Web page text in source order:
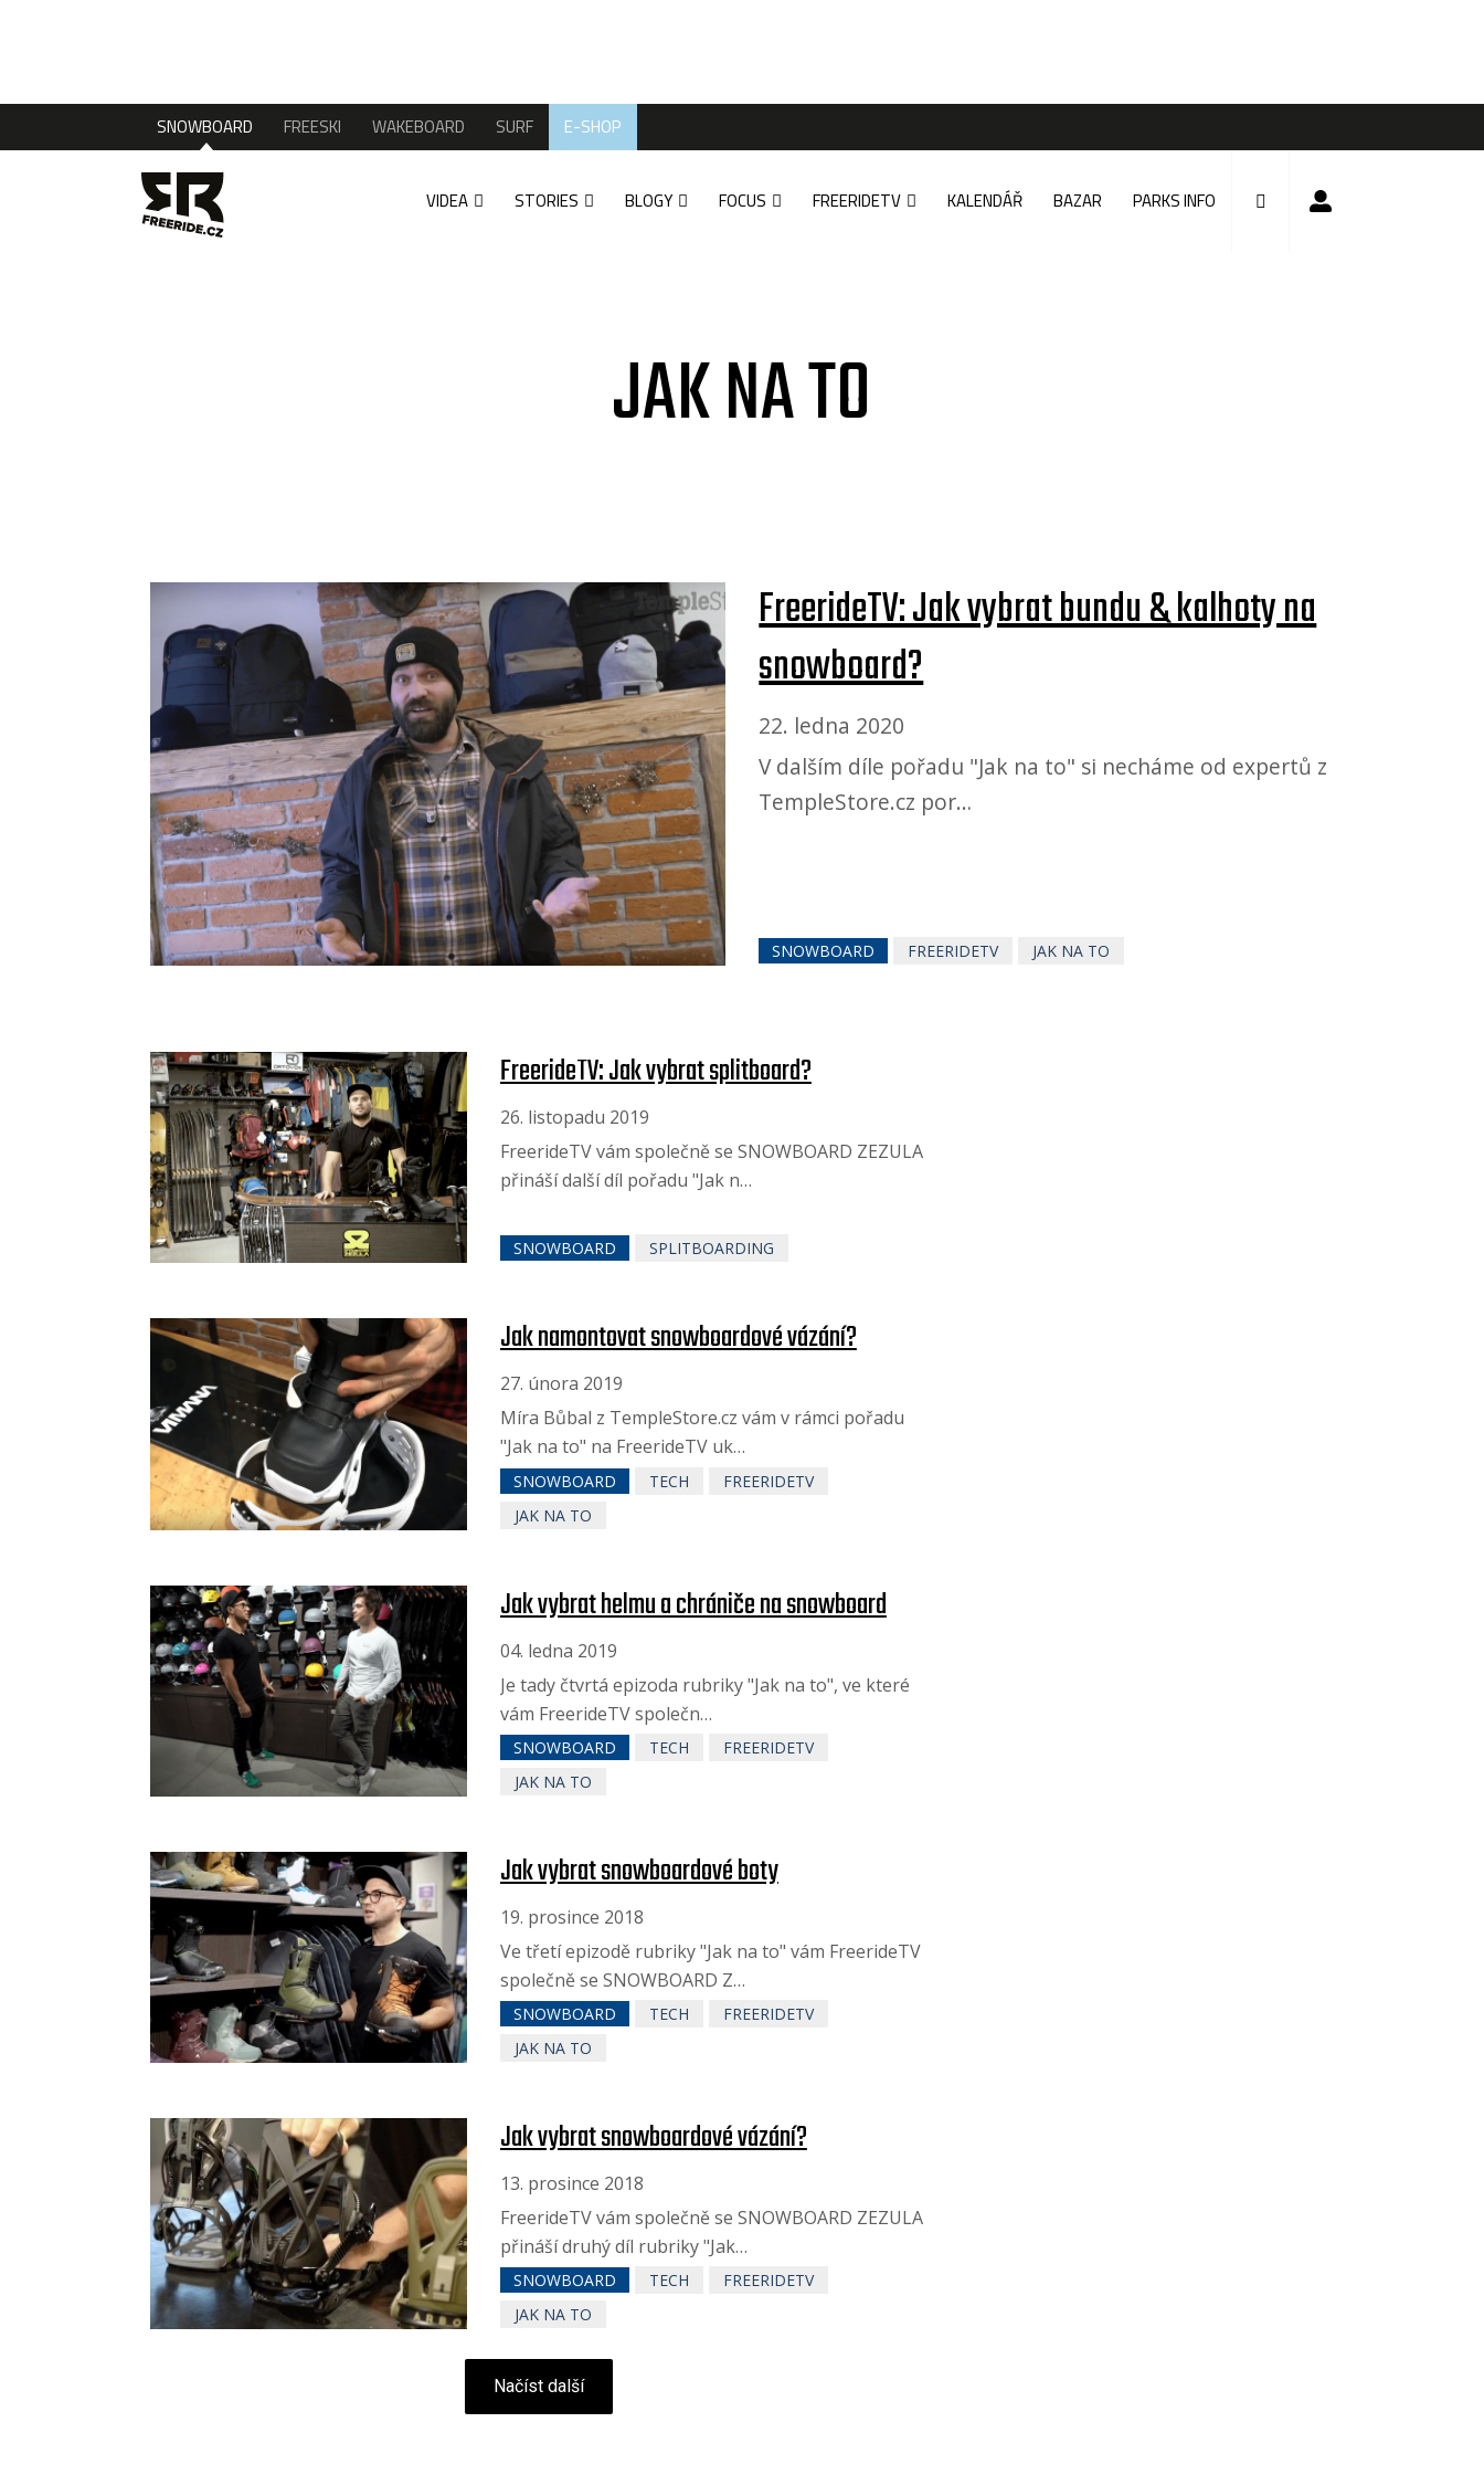
SNOWBOARD FREESKI WAKEBOARD SURF E-SHOP
VIDEA STORIES BLOGY FOCUS FREERIDETV KALENDÁŘ BAZAR PARKS INFO
JAK NA TO
FreerideTV: Jak vybrat bundu & kalhoty na
snowboard?
22. ledna 2020
V dalším díle pořadu "Jak na to" si necháme od expertů z
TempleStore.cz por…
SNOWBOARD FREERIDETV JAK NA TO
FreerideTV: Jak vybrat splitboard?
26. listopadu 2019
FreerideTV vám společně se SNOWBOARD ZEZULA
přináší další díl pořadu "Jak n…
SNOWBOARD SPLITBOARDING
Jak namontovat snowboardové vázání?
27. února 2019
Míra Bůbal z TempleStore.cz vám v rámci pořadu
"Jak na to" na FreerideTV uk…
SNOWBOARD TECH
FREERIDETV
JAK NA TO
Jak vybrat helmu a chrániče na snowboard
04. ledna 2019
Je tady čtvrtá epizoda rubriky "Jak na to", ve které
vám FreerideTV společn…
SNOWBOARD TECH
FREERIDETV
JAK NA TO
Jak vybrat snowboardové boty
19. prosince 2018
Ve třetí epizodě rubriky "Jak na to" vám FreerideTV
společně se SNOWBOARD Z…
SNOWBOARD TECH
FREERIDETV
JAK NA TO
Jak vybrat snowboardové vázání?
13. prosince 2018
FreerideTV vám společně se SNOWBOARD ZEZULA
přináší druhý díl rubriky "Jak…
SNOWBOARD TECH
FREERIDETV
JAK NA TO
Načíst další